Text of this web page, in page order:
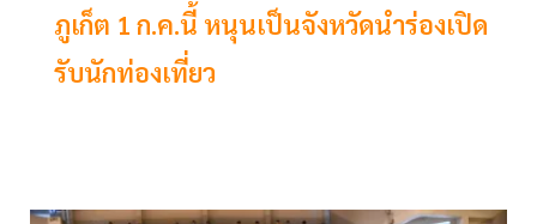
ภูเก็ต 1 ก.ค.นี้ หนุนเป็นจังหวัดนำร่องเปิด
รับนักท่องเที่ยว